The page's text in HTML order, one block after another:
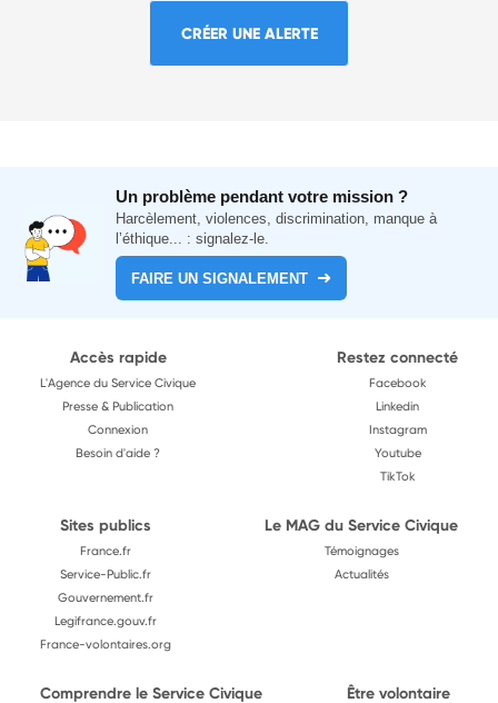
CRÉER UNE ALERTE
Un problème pendant votre mission ?
Harcèlement, violences, discrimination, manque à
l’éthique... : signalez-le.
FAIRE UN SIGNALEMENT
Accès rapide
L'Agence du Service Civique
Presse & Publication
Connexion
Besoin d'aide ?
Restez connecté
Facebook
Linkedin
Instagram
Youtube
TikTok
Sites publics
France.fr
Service-Public.fr
Gouvernement.fr
Legifrance.gouv.fr
France-volontaires.org
Le MAG du Service Civique
Témoignages
Actualités
Comprendre le Service Civique Être volontaire